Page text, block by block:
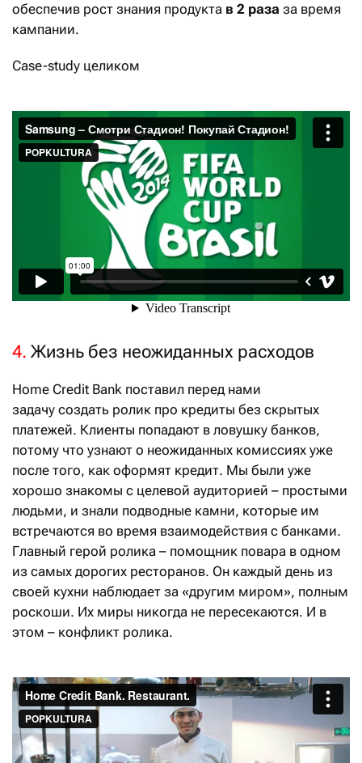
обеспечив рост знания продукта в 2 раза за время
кампании.
Сase-study целиком
4. Жизнь без неожиданных расходов
Home Credit Bank поставил перед нами
задачу создать ролик про кредиты без скрытых
платежей. Клиенты попадают в ловушку банков,
потому что узнают о неожиданных комиссиях уже
после того, как оформят кредит. Мы были уже
хорошо знакомы с целевой аудиторией – простыми
людьми, и знали подводные камни, которые им
встречаются во время взаимодействия с банками.
Главный герой ролика – помощник повара в одном
из самых дорогих ресторанов. Он каждый день из
своей кухни наблюдает за «другим миром», полным
роскоши. Их миры никогда не пересекаются. И в
этом – конфликт ролика.